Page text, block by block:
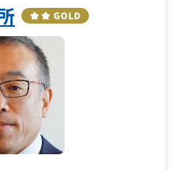
べての資料をデータ化
だく方やエクセル記帳
細かな帳票については
どがございます。一番
させていただければと